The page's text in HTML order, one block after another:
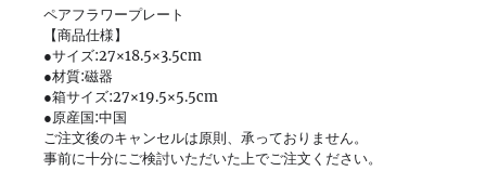
ペアフラワープレート
【商品仕様】
●サイズ:27×18.5×3.5cm
●材質:磁器
●箱サイズ:27×19.5×5.5cm
●原産国:中国
ご注文後のキャンセルは原則、承っておりません。
事前に十分にご検討いただいた上でご注文ください。